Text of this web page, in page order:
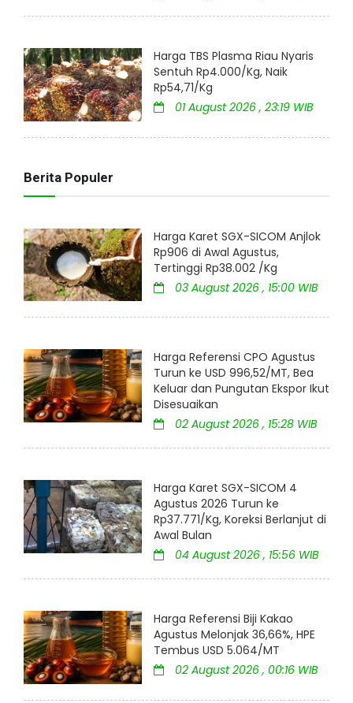
Harga TBS Plasma Riau Nyaris
Sentuh Rp4.000/Kg, Naik
Rp54,71/Kg
01 August 2026 , 23:19 WIB
Berita Populer
Harga Karet SGX-SICOM Anjlok
Rp906 di Awal Agustus,
Tertinggi Rp38.002 /Kg
03 August 2026 , 15:00 WIB
Harga Referensi CPO Agustus
Turun ke USD 996,52/MT, Bea
Keluar dan Pungutan Ekspor Ikut
Disesuaikan
02 August 2026 , 15:28 WIB
Harga Karet SGX-SICOM 4
Agustus 2026 Turun ke
Rp37.771/Kg, Koreksi Berlanjut di
Awal Bulan
04 August 2026 , 15:56 WIB
Harga Referensi Biji Kakao
Agustus Melonjak 36,66%, HPE
Tembus USD 5.064/MT
02 August 2026 , 00:16 WIB